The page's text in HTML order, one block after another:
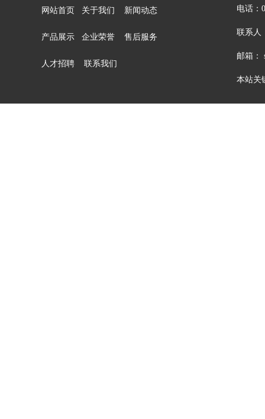
网站首页 关于我们 新闻动态
产品展示 企业荣誉 售后服务
人才招聘 联系我们
电话：
联系人
邮箱：
本站关